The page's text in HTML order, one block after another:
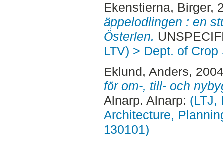
Ekenstierna, Birger,
äppelodlingen : en
Österlen.
LTV) > Dept. of Crop
Eklund, Anders,
för om-, till- och
Alnarp. Alnarp: (LTJ,
Architecture,
130101)